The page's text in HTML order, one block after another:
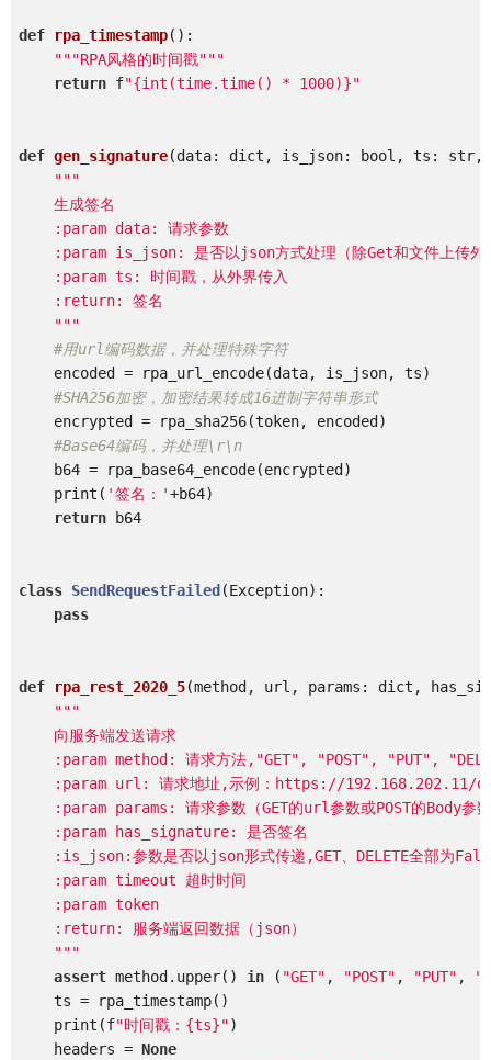
def rpa_timestamp() :
"""RPA风格的时间戳"""
return f"{int(time.time() * 1000)}"
def gen_signature(data: dict, is_json: bool, ts: str,
"""
    生成签名
    :param data: 请求参数
:param is_json: 是否以json方式处理（除Get和文件上传外
    :param ts: 时间戳，从外界传入
    :return: 签名
    """
#用url编码数据，并处理特殊字符
    encoded = rpa_url_encode(data, is_json, ts)
#SHA256加密，加密结果转成16进制字符串形式
    encrypted = rpa_sha256(token, encoded)
#Base64编码，并处理\r\n
    b64 = rpa_base64_encode(encrypted)
    print(
'签名：'+b64)
return b64
class SendRequestFailed(Exception) :
pass
def rpa_rest_2020_5(method, url, params: dict,
"""
    向服务端发送请求
:param method: 请求方法,"GET", "POST", "PUT",
:param url: 请求地址,示例：https://192.168.202.11/
:param params: 请求参数（GET的url参数或POST的Body参
    :param has_signature: 是否签名
:is_json:参数是否以json形式传递,GET、DELETE全部为
    :param timeout 超时时间
    :param token
    :return: 服务端返回数据（json）
    """
assert method.upper() in ( "GET" , "POST" , "PUT" ,
    ts = rpa_timestamp()
    print(f
"时间戳：{ts}")
    headers =
None